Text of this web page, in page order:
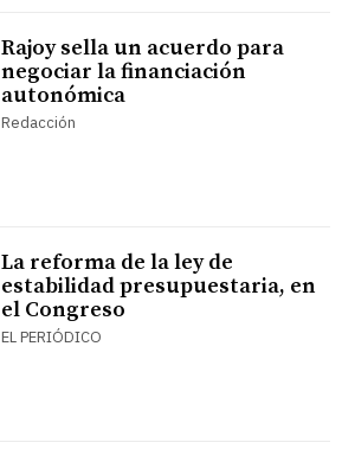
Rajoy sella un acuerdo para
negociar la financiación
autonómica
Redacción
La reforma de la ley de
estabilidad presupuestaria, en
el Congreso
EL PERIÓDICO